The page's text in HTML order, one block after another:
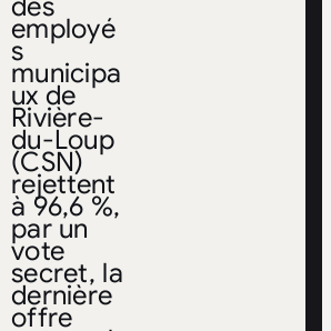
des
employé
s
municipa
ux de
Rivière-
du-Loup
(CSN)
rejettent
à 96,6 %,
par un
vote
secret, la
dernière
offre